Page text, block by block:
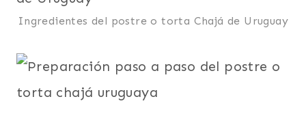
Ingredientes del postre o torta Chajá de Uruguay